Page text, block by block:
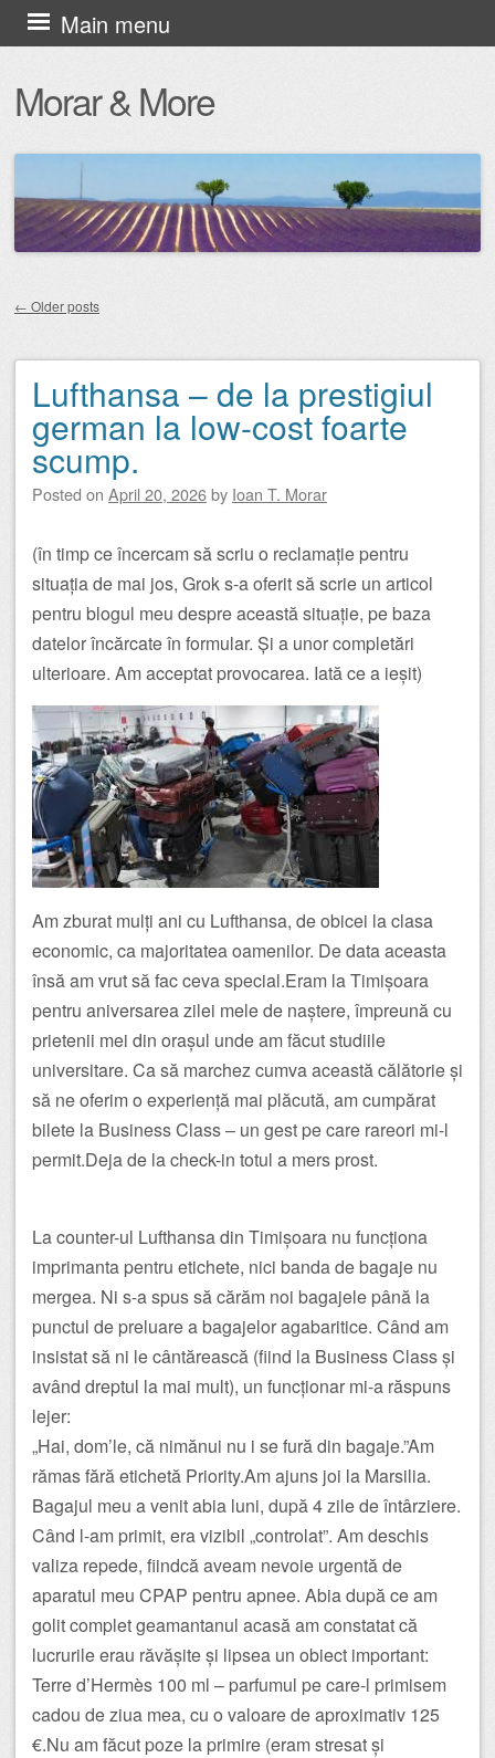
Morar & More
Main menu
Skip
to
content
← Older posts
Lufthansa – de la prestigiul
german la low-cost foarte
scump.
Posted on April 20, 2026by Ioan T. Morar
(în timp ce încercam să scriu o reclamație pentru
situația de mai jos, Grok s-a oferit să scrie un articol
pentru blogul meu despre această situație, pe baza
datelor încărcate în formular. Și a unor completări
ulterioare. Am acceptat provocarea. Iată ce a ieșit)
Am zburat mulți ani cu Lufthansa, de obicei la clasa
economic, ca majoritatea oamenilor. De data aceasta
însă am vrut să fac ceva special.Eram la Timișoara
pentru aniversarea zilei mele de naștere, împreună cu
prietenii mei din orașul unde am făcut studiile
universitare. Ca să marchez cumva această călătorie și
să ne oferim o experiență mai plăcută, am cumpărat
bilete la Business Class – un gest pe care rareori mi-l
permit.Deja de la check-in totul a mers prost.
La counter-ul Lufthansa din Timișoara nu funcționa
imprimanta pentru etichete, nici banda de bagaje nu
mergea. Ni s-a spus să cărăm noi bagajele până la
punctul de preluare a bagajelor agabaritice. Când am
insistat să ni le cântărească (fiind la Business Class și
având dreptul la mai mult), un funcționar mi-a răspuns
lejer:
„Hai, dom’le, că nimănui nu i se fură din bagaje.”Am
rămas fără etichetă Priority.Am ajuns joi la Marsilia.
Bagajul meu a venit abia luni, după 4 zile de întârziere.
Când l-am primit, era vizibil „controlat”. Am deschis
valiza repede, fiindcă aveam nevoie urgentă de
aparatul meu CPAP pentru apnee. Abia după ce am
golit complet geamantanul acasă am constatat că
lucrurile erau răvășite și lipsea un obiect important:
Terre d’Hermès 100 ml – parfumul pe care-l primisem
cadou de ziua mea, cu o valoare de aproximativ 125
€.Nu am făcut poze la primire (eram stresat și